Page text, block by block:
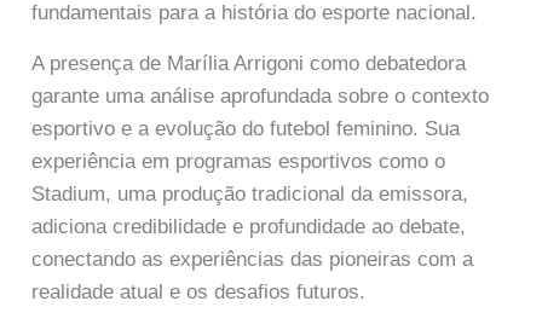
fundamentais para a história do esporte nacional.
A presença de Marília Arrigoni como debatedora
garante uma análise aprofundada sobre o contexto
esportivo e a evolução do futebol feminino. Sua
experiência em programas esportivos como o
Stadium, uma produção tradicional da emissora,
adiciona credibilidade e profundidade ao debate,
conectando as experiências das pioneiras com a
realidade atual e os desafios futuros.